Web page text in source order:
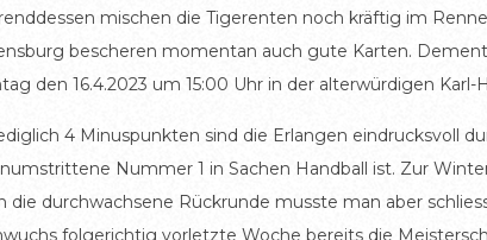
mischen die Tigerenten noch kräftig im
bescheren momentan auch gute Karten.
den 16.4.2023 um 15:00 Uhr in der alterwürdigen Karl-
4 Minuspunkten sind die Erlangen eindrucksvoll
Nummer 1 in Sachen Handball ist. Zur
die durchwachsene Rückrunde musste man aber
folgerichtig vorletzte Woche bereits die